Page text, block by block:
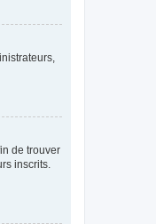
de trouver
inscrits.